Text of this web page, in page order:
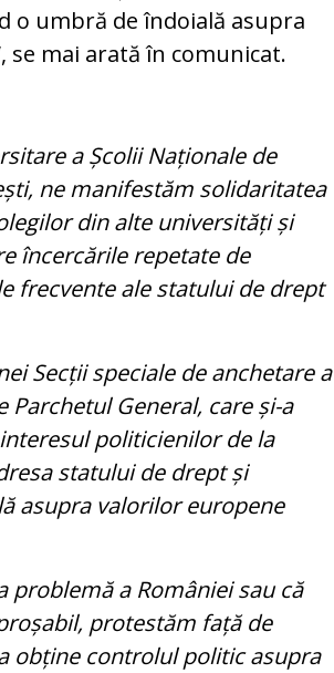
o umbră de îndoială asupra
se mai arată în comunicat.
a Școlii Naționale de
ne manifestăm solidaritatea
din alte universități și
încercările repetate de
frecvente ale statului de drept
Secții speciale de anchetare a
General, care și-a
politicienilor de la
statului de drept și
asupra valorilor europene
a României sau că
protestăm față de
obține controlul politic asupra